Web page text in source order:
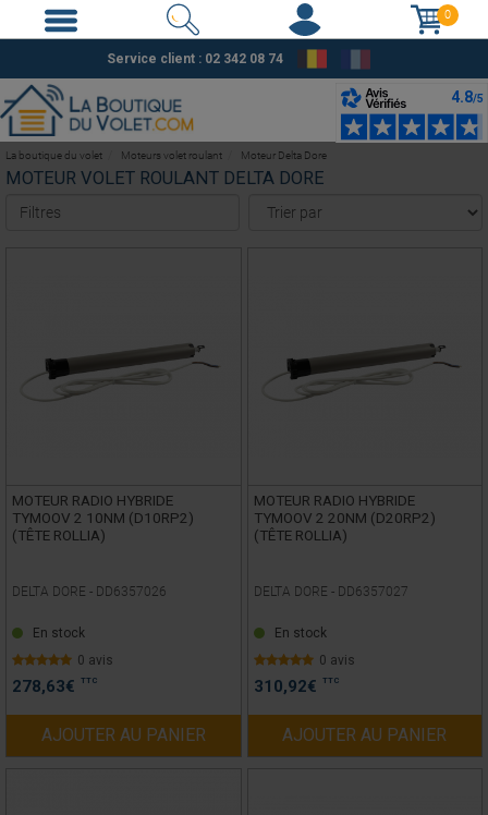
0
Service client : 02 342 08 74
MOTEUR VOLET ROULANT DELTA DORE
Filtres
MOTEUR RADIO HYBRIDE
TYMOOV 2 10NM (D10RP2)
(TÊTE ROLLIA)
DELTA DORE - DD6357026
En stock
0 avis
278,63€ TTC
AJOUTER AU PANIER
MOTEUR RADIO HYBRIDE
TYMOOV 2 20NM (D20RP2)
(TÊTE ROLLIA)
DELTA DORE - DD6357027
En stock
0 avis
310,92€ TTC
AJOUTER AU PANIER
La boutique du volet Moteurs volet roulant Moteur Delta Dore